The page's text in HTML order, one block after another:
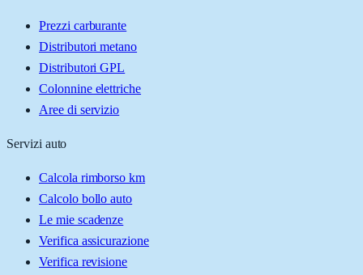
Prezzi carburante
Distributori metano
Distributori GPL
Colonnine elettriche
Aree di servizio
Servizi auto
Calcola rimborso km
Calcolo bollo auto
Le mie scadenze
Verifica assicurazione
Verifica revisione